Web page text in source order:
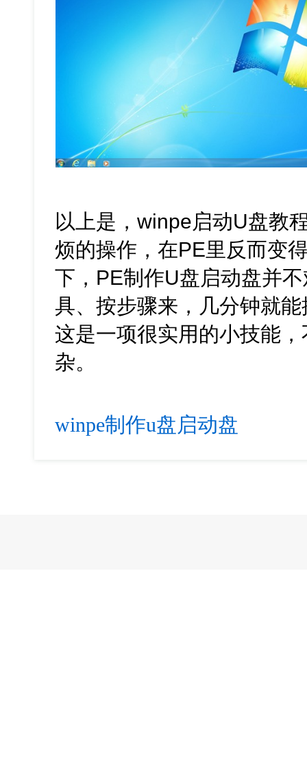
以上是，winpe启动U盘教
烦的操作，在PE里反而变
下，PE制作U盘启动盘并
具、按步骤来，几分钟就
这是一项很实用的小技能
杂。
winpe制作u盘启动盘